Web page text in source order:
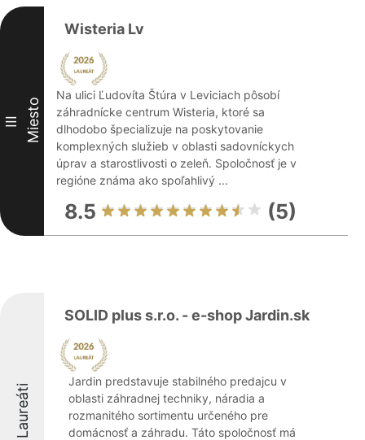
III Miesto
Wisteria Lv
Na ulici Ľudovíta Štúra v Leviciach pôsobí
záhradnícke centrum Wisteria, ktoré sa
dlhodobo špecializuje na poskytovanie
komplexných služieb v oblasti sadovníckych
úprav a starostlivosti o zeleň. Spoločnosť je v
regióne známa ako spoľahlivý ...
8.5 (5)
Laureáti
SOLID plus s.r.o. - e-shop Jardin.sk
Jardin predstavuje stabilného predajcu v
oblasti záhradnej techniky, náradia a
rozmanitého sortimentu určeného pre
domácnosť a záhradu. Táto spoločnosť má